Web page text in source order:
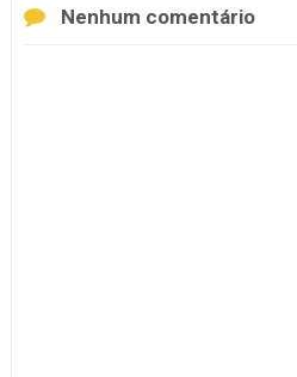
Nenhum comentário